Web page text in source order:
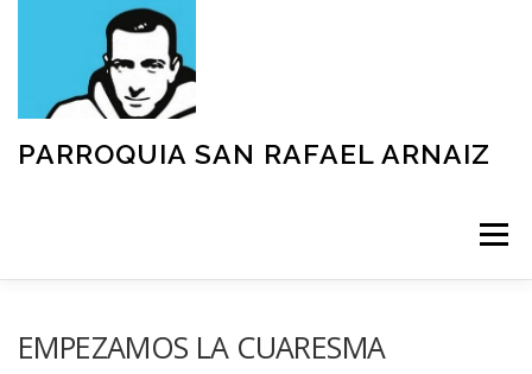
PARROQUIA SAN RAFAEL ARNAIZ
Menú
EMPEZAMOS LA CUARESMA